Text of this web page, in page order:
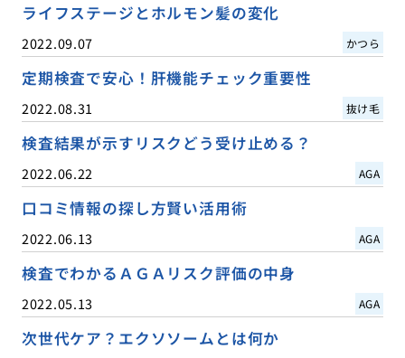
ライフステージとホルモン髪の変化
2022.09.07 かつら
定期検査で安心！肝機能チェック重要性
2022.08.31 抜け毛
検査結果が示すリスクどう受け止める？
2022.06.22 AGA
口コミ情報の探し方賢い活用術
2022.06.13 AGA
検査でわかるＡＧＡリスク評価の中身
2022.05.13 AGA
次世代ケア？エクソソームとは何か